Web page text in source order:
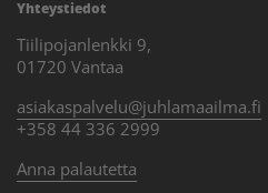
Yhteystiedot
Tiilipojanlenkki 9,
01720 Vantaa
asiakaspalvelu@juhlamaailma.fi
+358 44 336 2999
Anna palautetta